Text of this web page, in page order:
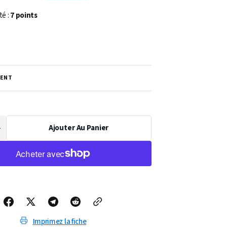
:7 points
Ajouter Au Panier
Imprimez la fiche